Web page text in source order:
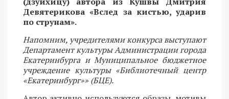
Девятерикова «Вслед за кистью, ударив
по струнам».
Напомним, учредителями конкурса выступают
Департамент культуры Администрации города
Екатеринбурга и Муниципальное бюджетное
учреждение культуры «Библиотечный центр
«Екатеринбург»» (БЦЕ).